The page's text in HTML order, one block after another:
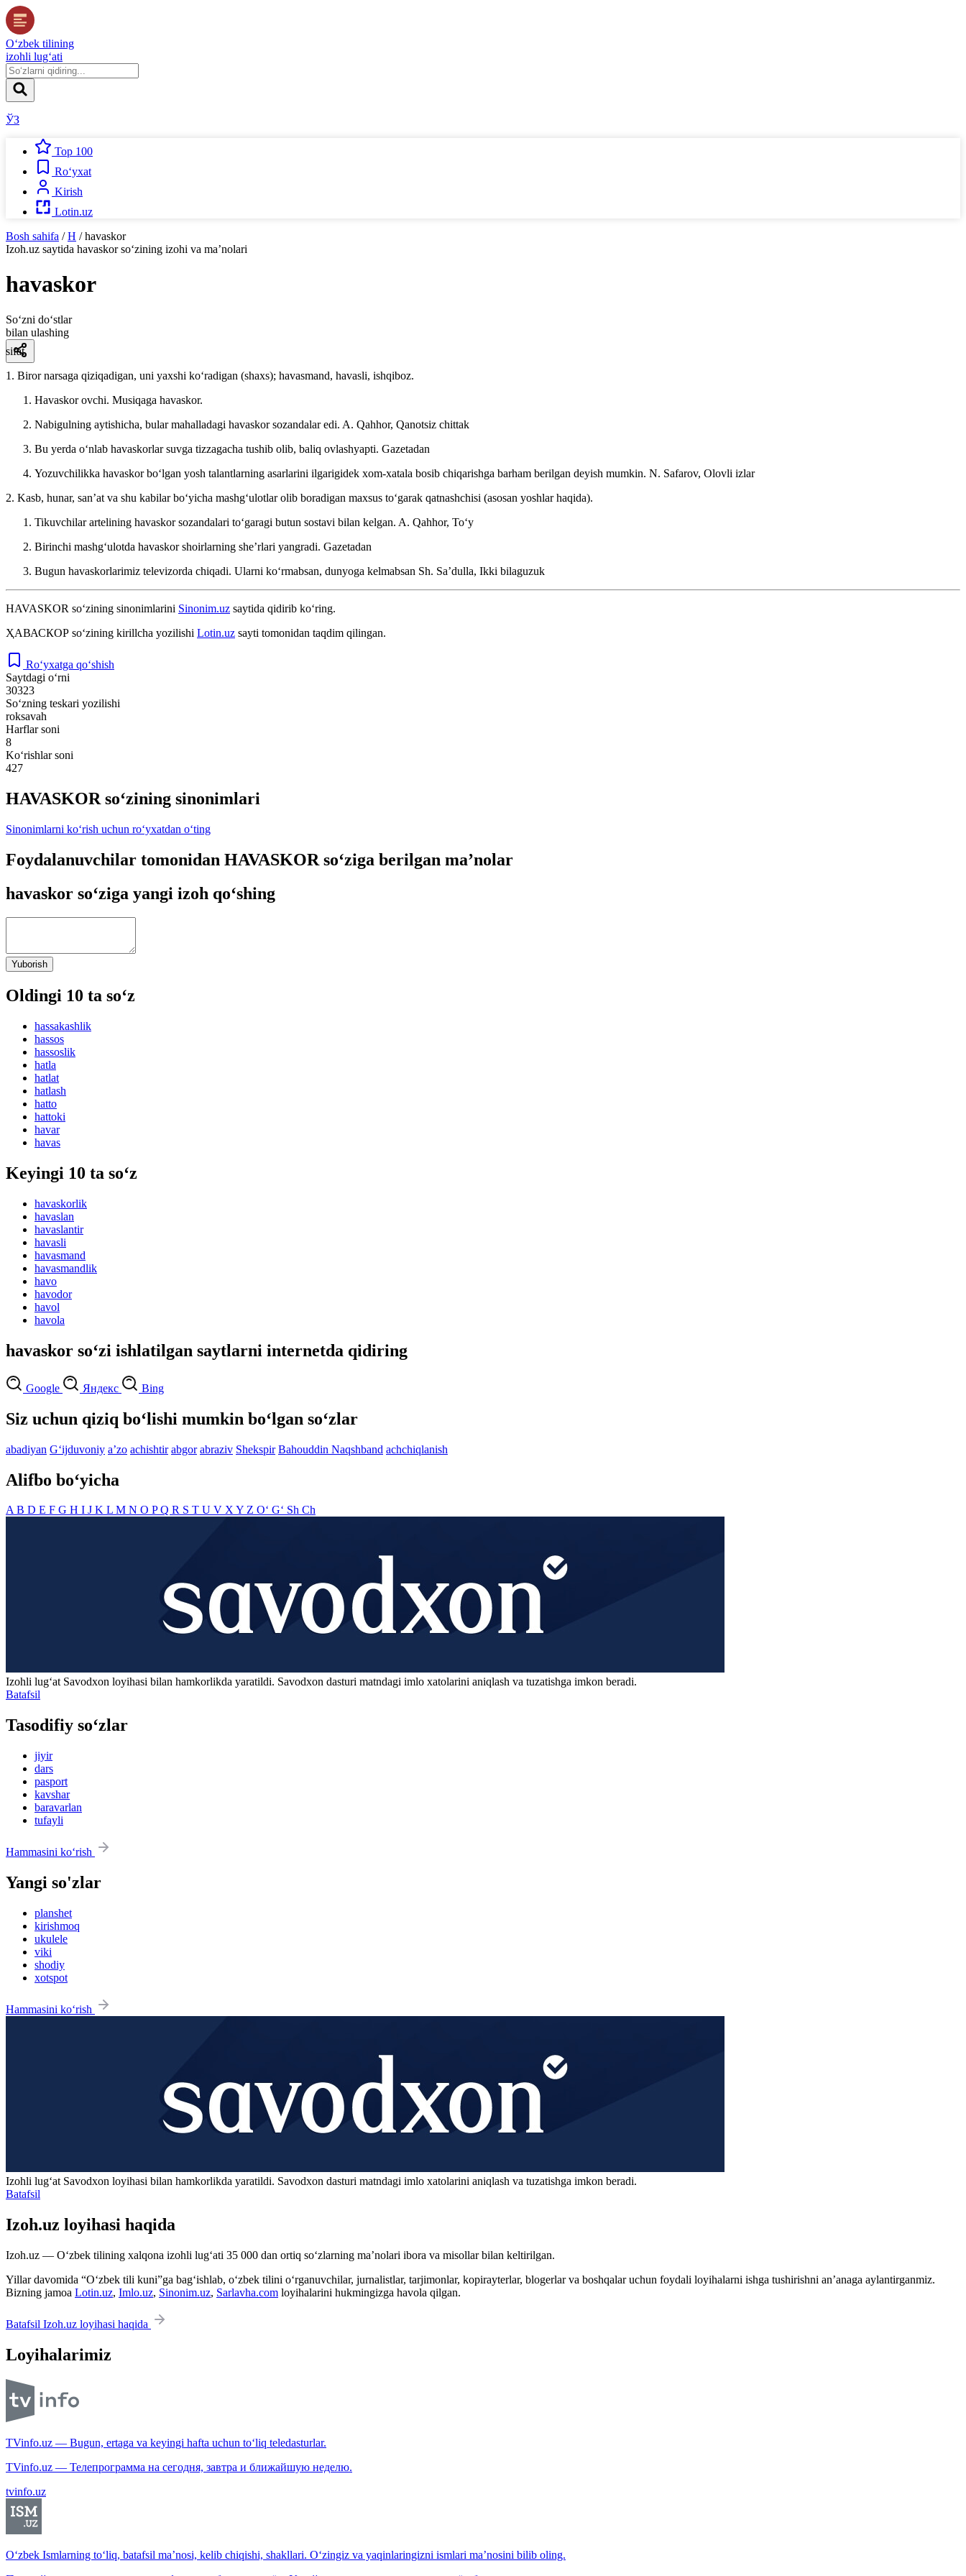
O‘zbek tilining
izohli lug‘ati
ЎЗ
Top 100
Ro‘yxat
Kirish
Lotin.uz
Bosh sahifa / H / havaskor
Izoh.uz saytida havaskorso‘zining izohi va ma’nolari
havaskor
So‘zni do‘stlar
bilan ulashing
sifat
1. Biror narsaga qiziqadigan, uni yaxshi koʻradigan (shaxs); havasmand, havasli, ishqiboz.
Havaskor ovchi. Musiqaga havaskor.
Nabigulning aytishicha, bular mahalladagi havaskor sozandalar edi. A. Qahhor, Qanotsiz chittak
Bu yerda oʻnlab havaskorlar suvga tizzagacha tushib olib, baliq ovlashyapti. Gazetadan
Yozuvchilikka havaskor boʻlgan yosh talantlarning asarlarini ilgarigidek xom-xatala bosib chiqarishga barham berilgan deyish mumkin. N. Safarov, Olovli izlar
2. Kasb, hunar, sanʼat va shu kabilar boʻyicha mashgʻulotlar olib boradigan maxsus toʻgarak qatnashchisi (asosan yoshlar haqida).
Tikuvchilar artelining havaskor sozandalari toʻgaragi butun sostavi bilan kelgan. A. Qahhor, Toʻy
Birinchi mashgʻulotda havaskor shoirlarning sheʼrlari yangradi. Gazetadan
Bugun havaskorlarimiz televizorda chiqadi. Ularni koʻrmabsan, dunyoga kelmabsan Sh. Saʼdulla, Ikki bilaguzuk
HAVASKOR so‘zining sinonimlarini Sinonim.uz saytida qidirib ko‘ring.
ҲАВАСКОР so‘zining kirillcha yozilishi Lotin.uz sayti tomonidan taqdim qilingan.
Ro‘yxatga qo‘shish
Saytdagi o‘rni
30323
So‘zning teskari yozilishi
roksavah
Harflar soni
8
Ko‘rishlar soni
427
HAVASKOR so‘zining sinonimlari
Sinonimlarni ko‘rish uchun ro‘yxatdan o‘ting
Foydalanuvchilar tomonidan HAVASKOR so‘ziga berilgan ma’nolar
havaskor so‘ziga yangi izoh qo‘shing
Yuborish
Oldingi 10 ta so‘z
hassakashlik
hassos
hassoslik
hatla
hatlat
hatlash
hatto
hattoki
havar
havas
Keyingi 10 ta so‘z
havaskorlik
havaslan
havaslantir
havasli
havasmand
havasmandlik
havo
havodor
havol
havola
havaskor so‘zi ishlatilgan saytlarni internetda qidiring
Google Яндекс Bing
Siz uchun qiziq bo‘lishi mumkin bo‘lgan so‘zlar
abadiyan G‘ijduvoniy aʼzo achishtir abgor abraziv Shekspir Bahouddin Naqshband achchiqlanish
Alifbo bo‘yicha
AB D E F G H I J K L M N O PQ R S T U V XY Z O‘ G‘ Sh Ch
Izohli lugʻat Savodxon loyihasi bilan hamkorlikda yaratildi. Savodxon dasturi matndagi imlo xatolarini aniqlash va tuzatishga imkon beradi.
Batafsil
Tasodifiy so‘zlar
jiyir
dars
pasport
kavshar
baravarlan
tufayli
Hammasini ko‘rish
Yangi so'zlar
planshet
kirishmoq
ukulele
viki
shodiy
xotspot
Hammasini ko‘rish
Izohli lugʻat Savodxon loyihasi bilan hamkorlikda yaratildi. Savodxon dasturi matndagi imlo xatolarini aniqlash va tuzatishga imkon beradi.
Batafsil
Izoh.uz loyihasi haqida
Izoh.uz — O‘zbek tilining xalqona izohli lug‘ati 35 000 dan ortiq so‘zlarning ma’nolari ibora va misollar bilan keltirilgan.
Yillar davomida “O‘zbek tili kuni”ga bag‘ishlab, o‘zbek tilini o‘rganuvchilar, jurnalistlar, tarjimonlar, kopirayterlar, blogerlar va boshqalar uchun foydali loyihalarni ishga tushirishni an’anaga aylantirganmiz.
Bizning jamoa Lotin.uz, Imlo.uz, Sinonim.uz, Sarlavha.com loyihalarini hukmingizga havola qilgan.
Batafsil Izoh.uz loyihasi haqida
Loyihalarimiz
TVinfo.uz — Bugun, ertaga va keyingi hafta uchun to‘liq teledasturlar.
TVinfo.uz — Телепрограмма на сегодня, завтра и ближайшую неделю.
tvinfo.uz
O‘zbek Ismlarning to‘liq, batafsil ma’nosi, kelib chiqishi, shakllari. O‘zingiz va yaqinlaringizni ismlari ma’nosini bilib oling.